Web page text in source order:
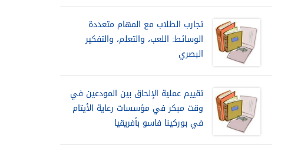
تجارب الطلاب مع المهام متعددة
الوسائط: اللعب، والتعلم، والتفكير
البصري
تقييم عملية الإلحاق بين المودعين في
وقت مبكر في مؤسسات رعاية الأيتام
في بوركينا فاسو بأفريقيا